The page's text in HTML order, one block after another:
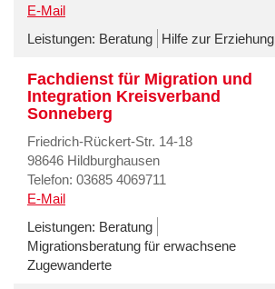
E-Mail
Leistungen: Beratung Hilfe zur Erziehung
Fachdienst für Migration und
Integration Kreisverband
Sonneberg
Friedrich-Rückert-Str. 14-18
98646 Hildburghausen
Telefon: 03685 4069711
E-Mail
Leistungen: Beratung
Migrationsberatung für erwachsene
Zugewanderte